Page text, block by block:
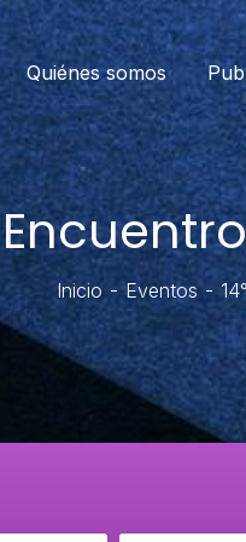
Quiénes somos
Inicio Eventos